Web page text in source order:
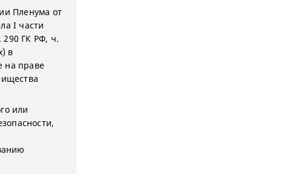
Пленума от
I части
290 ГК РФ, ч.
в
на праве
или